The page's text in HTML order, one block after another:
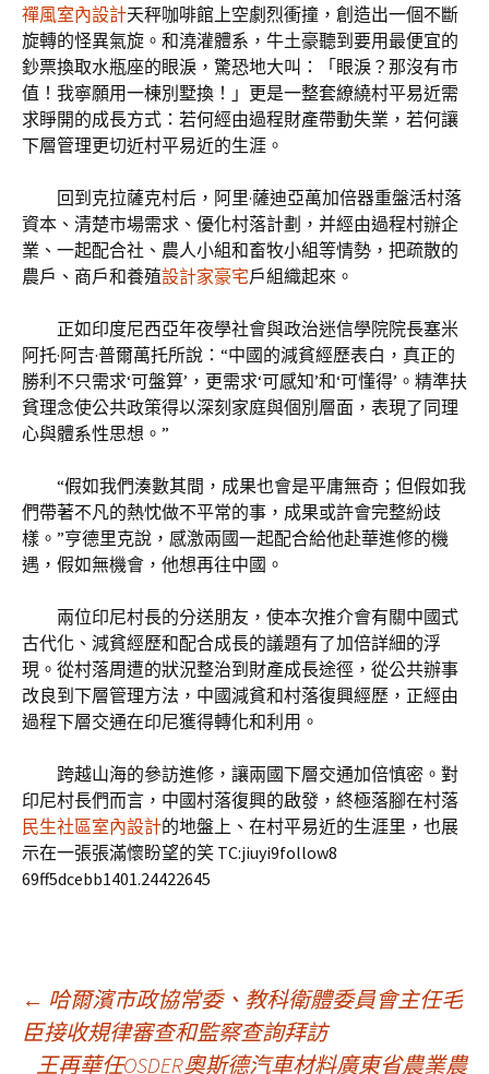
禪風室內設計天秤咖啡館上空劇烈衝撞，創造出一個不斷
旋轉的怪異氣旋。和澆灌體系，牛土豪聽到要用最便宜的
鈔票換取水瓶座的眼淚，驚恐地大叫：「眼淚？那沒有市
值！我寧願用一棟別墅換！」更是一整套繚繞村平易近需
求睜開的成長方式：若何經由過程財產帶動失業，若何讓
下層管理更切近村平易近的生涯。
回到克拉薩克村后，阿里·薩迪亞萬加倍器重盤活村落
資本、清楚市場需求、優化村落計劃，并經由過程村辦企
業、一起配合社、農人小組和畜牧小組等情勢，把疏散的
農戶、商戶和養殖設計家豪宅戶組織起來。
正如印度尼西亞年夜學社會與政治迷信學院院長塞米
阿托·阿吉·普爾萬托所說：“中國的減貧經歷表白，真正的
勝利不只需求‘可盤算’，更需求‘可感知’和‘可懂得’。精準扶
貧理念使公共政策得以深刻家庭與個別層面，表現了同理
心與體系性思想。”
“假如我們湊數其間，成果也會是平庸無奇；但假如我
們帶著不凡的熱忱做不平常的事，成果或許會完整紛歧
樣。”亨德里克說，感激兩國一起配合給他赴華進修的機
遇，假如無機會，他想再往中國。
兩位印尼村長的分送朋友，使本次推介會有關中國式
古代化、減貧經歷和配合成長的議題有了加倍詳細的浮
現。從村落周遭的狀況整治到財產成長途徑，從公共辦事
改良到下層管理方法，中國減貧和村落復興經歷，正經由
過程下層交通在印尼獲得轉化和利用。
跨越山海的參訪進修，讓兩國下層交通加倍慎密。對
印尼村長們而言，中國村落復興的啟發，終極落腳在村落
民生社區室內設計的地盤上、在村平易近的生涯里，也展
示在一張張滿懷盼望的笑 TC:jiuyi9follow8
69ff5dcebb1401.24422645
文
← 哈爾濱市政協常委、教科衛體委員會主任毛
臣接收規律審查和監察查詢拜訪
王再華任OSDER奧斯德汽車材料廣東省農業農